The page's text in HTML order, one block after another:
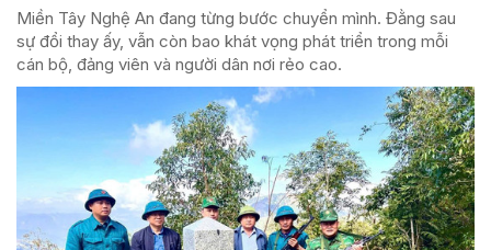
Miền Tây Nghệ An đang từng bước chuyển mình. Đằng sau
sự đổi thay ấy, vẫn còn bao khát vọng phát triển trong mỗi
cán bộ, đảng viên và người dân nơi rẻo cao.